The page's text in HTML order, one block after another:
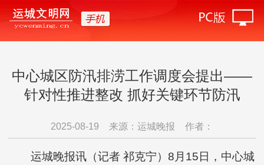
中心城区防汛排涝工作调度会提出——
针对性推进整改 抓好关键环节防汛
2025-08-19 来源：运城晚报 作者：
运城晚报讯（记者 祁克宁）8月15日，中心城